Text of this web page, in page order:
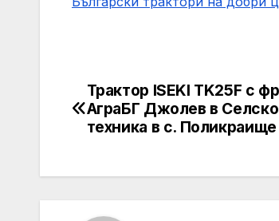
Post
navigation
Трактор ISEKI TK25F с
АграБГ Джолев в
техника в с. Поликраище